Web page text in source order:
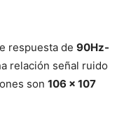
respuesta de 90Hz-
relación señal ruido
son 106 x 107